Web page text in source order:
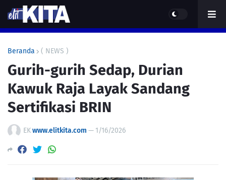
Beranda ( NEWS )
Gurih-gurih Sedap, Durian
Kawuk Raja Layak Sandang
Sertifikasi BRIN
EKwww.elitkita.com — 1/16/2026